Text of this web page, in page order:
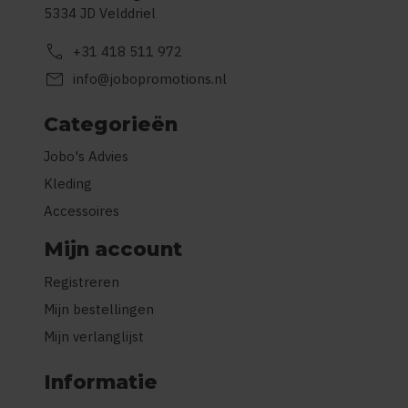
5334 JD Velddriel
call +31 418 511 972
mail info@jobopromotions.nl
Categorieën
Jobo's Advies
Kleding
Accessoires
Mijn account
Registreren
Mijn bestellingen
Mijn verlanglijst
Informatie